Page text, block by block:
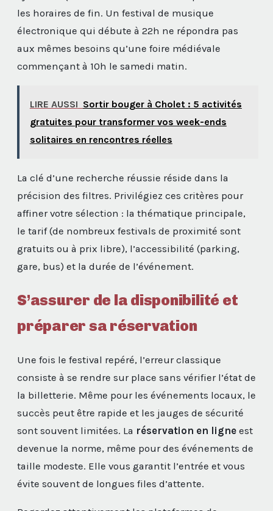
les horaires de fin. Un festival de musique
électronique qui débute à 22h ne répondra pas
aux mêmes besoins qu’une foire médiévale
commençant à 10h le samedi matin.
LIRE AUSSI Sortir bouger à Cholet : 5 activités
gratuites pour transformer vos week-ends
solitaires en rencontres réelles
La clé d’une recherche réussie réside dans la
précision des filtres. Privilégiez ces critères pour
affiner votre sélection : la thématique principale,
le tarif (de nombreux festivals de proximité sont
gratuits ou à prix libre), l’accessibilité (parking,
gare, bus) et la durée de l’événement.
S’assurer de la disponibilité et
préparer sa réservation
Une fois le festival repéré, l’erreur classique
consiste à se rendre sur place sans vérifier l’état de
la billetterie. Même pour les événements locaux, le
succès peut être rapide et les jauges de sécurité
sont souvent limitées. La réservation en ligne est
devenue la norme, même pour des événements de
taille modeste. Elle vous garantit l’entrée et vous
évite souvent de longues files d’attente.